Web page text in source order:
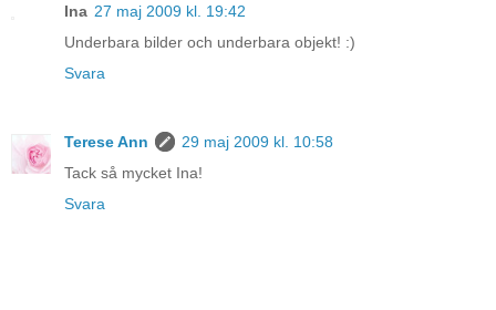
Ina 27 maj 2009 kl. 19:42
Underbara bilder och underbara objekt! :)
Svara
Terese Ann
29 maj 2009 kl. 10:58
Tack så mycket Ina!
Svara